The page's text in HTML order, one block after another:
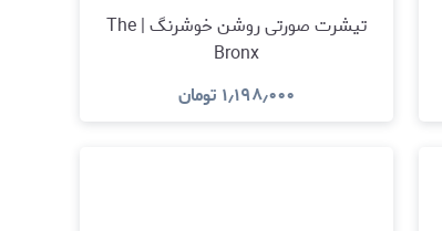
تیشرت صورتی روشن خوشرنگ | The
Bronx
۱٫۱۹۸٫۰۰۰ تومان